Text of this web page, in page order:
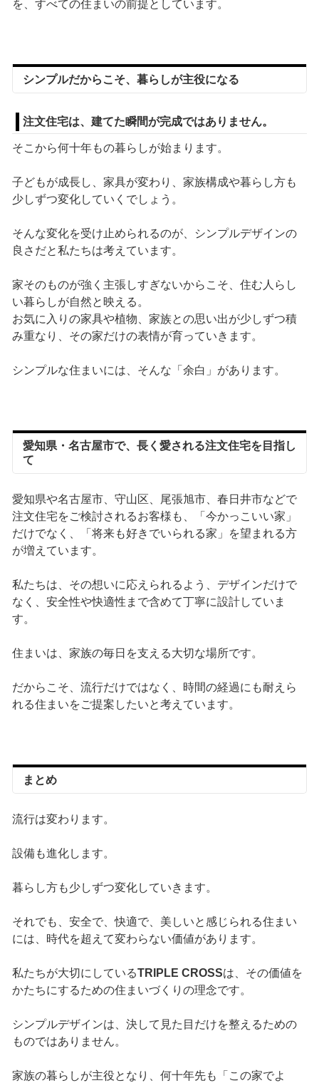
を、すべての住まいの前提としています。
シンプルだからこそ、暮らしが主役になる
注文住宅は、建てた瞬間が完成ではありません。
そこから何十年もの暮らしが始まります。
子どもが成長し、家具が変わり、家族構成や暮らし方も
少しずつ変化していくでしょう。
そんな変化を受け止められるのが、シンプルデザインの
良さだと私たちは考えています。
家そのものが強く主張しすぎないからこそ、住む人らし
い暮らしが自然と映える。
お気に入りの家具や植物、家族との思い出が少しずつ積
み重なり、その家だけの表情が育っていきます。
シンプルな住まいには、そんな「余白」があります。
愛知県・名古屋市で、長く愛される注文住宅を目指し
て
愛知県や名古屋市、守山区、尾張旭市、春日井市などで
注文住宅をご検討されるお客様も、「今かっこいい家」
だけでなく、「将来も好きでいられる家」を望まれる方
が増えています。
私たちは、その想いに応えられるよう、デザインだけで
なく、安全性や快適性まで含めて丁寧に設計していま
す。
住まいは、家族の毎日を支える大切な場所です。
だからこそ、流行だけではなく、時間の経過にも耐えら
れる住まいをご提案したいと考えています。
まとめ
流行は変わります。
設備も進化します。
暮らし方も少しずつ変化していきます。
それでも、安全で、快適で、美しいと感じられる住まい
には、時代を超えて変わらない価値があります。
私たちが大切にしているTRIPLE CROSSは、その価値を
かたちにするための住まいづくりの理念です。
シンプルデザインは、決して見た目だけを整えるための
ものではありません。
家族の暮らしが主役となり、何十年先も「この家でよ